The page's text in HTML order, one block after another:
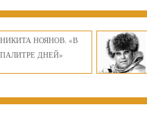
НИКИТА НОЯНОВ. «В
ПАЛИТРЕ ДНЕЙ»